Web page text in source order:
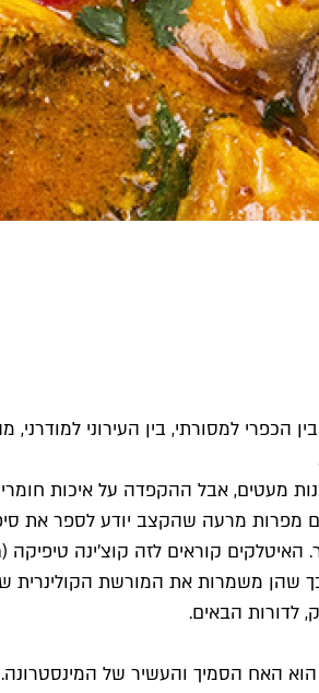
הכפרי למסורתי, בין העירוני
מעטים, אבל ההקפדה על איכות
מפרות מרעה שהקצב יודע לספר את
שהן משמרות את המורשת הקולינרית
לדורות הבאים.
האח הסמיך והעשיר של המינסטרונה.